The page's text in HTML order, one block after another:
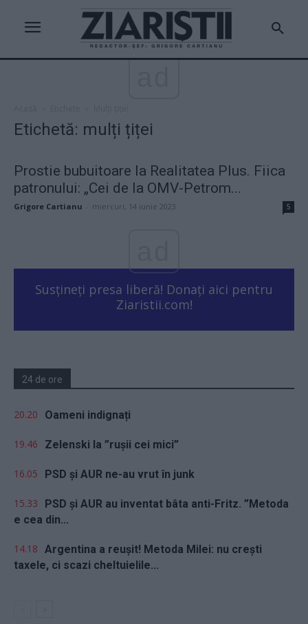
Etichetă: mulți țiței
Prostie bubuitoare la Realitatea Plus. Fiica
patronului: „Cei de la OMV-Petrom...
Grigore Cartianu miercuri, 14 iunie 2023 5
Susțineți presa liberă! Donați aici pentru
Ziaristii.com!
24 de ore
20.20 Oameni indignați
19.46 Zelenski la ”rușii cei mici”
16.05 PSD și AUR ne-au vrut în junk
15.33
PSD și AUR au inventat bâta anti-Fritz. ”Metoda
e cea din...
14.18 Argentina a reușit! Metoda Milei: nu crești
taxele, ci scazi cheltuielile...